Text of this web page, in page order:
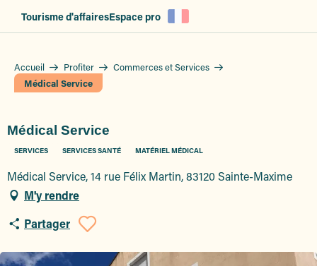
Tourisme d'affairesEspace pro
Accueil Profiter
Commerces et Services
Médical Service
Médical Service
SERVICES SERVICES SANTÉ MATÉRIEL MÉDICAL
Médical Service, 14 rue Félix Martin, 83120 Sainte-Maxime
M'y rendre
Partager
Ajouter aux favoris